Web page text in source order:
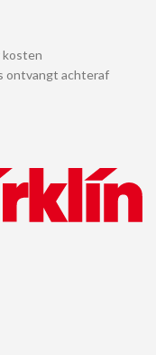
kosten
ontvangt achteraf